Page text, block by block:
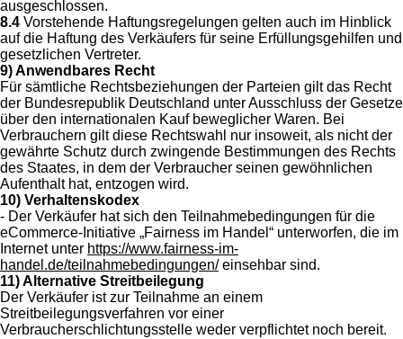
ausgeschlossen.
8.4 Vorstehende Haftungsregelungen gelten auch im Hinblick
auf die Haftung des Verkäufers für seine Erfüllungsgehilfen und
gesetzlichen Vertreter.
9) Anwendbares Recht
Für sämtliche Rechtsbeziehungen der Parteien gilt das Recht
der Bundesrepublik Deutschland unter Ausschluss der Gesetze
über den internationalen Kauf beweglicher Waren. Bei
Verbrauchern gilt diese Rechtswahl nur insoweit, als nicht der
gewährte Schutz durch zwingende Bestimmungen des Rechts
des Staates, in dem der Verbraucher seinen gewöhnlichen
Aufenthalt hat, entzogen wird.
10) Verhaltenskodex
- Der Verkäufer hat sich den Teilnahmebedingungen für die
eCommerce-Initiative „Fairness im Handel“ unterworfen, die im
Internet unter https://www.fairness-im-
handel.de/teilnahmebedingungen/ einsehbar sind.
11) Alternative Streitbeilegung
Der Verkäufer ist zur Teilnahme an einem
Streitbeilegungsverfahren vor einer
Verbraucherschlichtungsstelle weder verpflichtet noch bereit.